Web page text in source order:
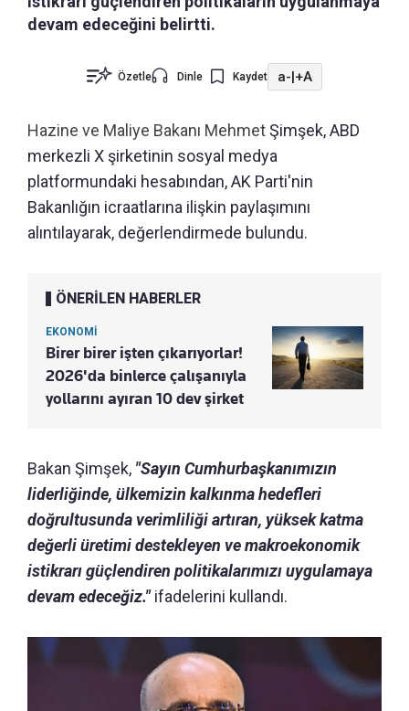
devam edeceğini belirtti.
Özetle Dinle Kaydet a-|+A
Hazine ve Maliye Bakanı MehmetŞimşek, ABD
merkezli X şirketinin sosyal medya
platformundaki hesabından, AK Parti'nin
Bakanlığın icraatlarına ilişkin paylaşımını
alıntılayarak, değerlendirmede bulundu.
ÖNERİLEN HABERLER
EKONOMİ
Birer birer işten çıkarıyorlar!
2026'da binlerce çalışanıyla
yollarını ayıran 10 dev şirket
Bakan Şimşek, "Sayın Cumhurbaşkanımızın
liderliğinde, ülkemizin kalkınma hedefleri
doğrultusunda verimliliği artıran, yüksek katma
değerli üretimi destekleyen ve makroekonomik
istikrarı güçlendiren politikalarımızı uygulamaya
devam edeceğiz."ifadelerini kullandı.